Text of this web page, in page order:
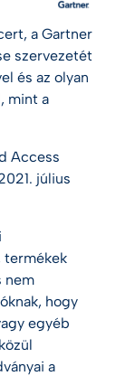
a Gartner
szervezetét
és az olyan
mint a
Access
július
termékek
nem
hogy
egyéb
a